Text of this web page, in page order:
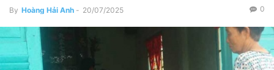
By Hoàng Hải Anh - 20/07/2025 0